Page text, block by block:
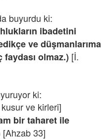
buyurdu ki:
ibadetini
ve düşmanlarıma
olmaz.) [İ.
ki:
ve kirleri]
bir taharet ile
[Ahzab 33]